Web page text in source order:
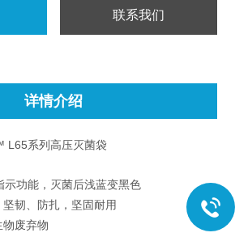
联系我们
详情介绍
L65系列高压灭菌袋
功能，灭菌后浅蓝变黑色
韧、防扎，坚固耐用
物废弃物